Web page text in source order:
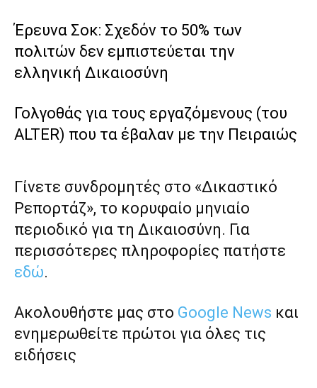
Έρευνα Σοκ: Σχεδόν το 50% των
πολιτών δεν εμπιστεύεται την
ελληνική Δικαιοσύνη
Γολγοθάς για τους εργαζόμενους (του
ALTER) που τα έβαλαν με την Πειραιώς
Γίνετε συνδρομητές στο «Δικαστικό
Ρεπορτάζ», το κορυφαίο μηνιαίο
περιοδικό για τη Δικαιοσύνη. Για
περισσότερες πληροφορίες πατήστε
εδώ.
Ακολουθήστε μας στο Google News και
ενημερωθείτε πρώτοι για όλες τις
ειδήσεις